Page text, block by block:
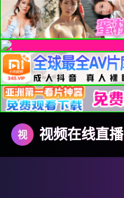
视 视频在线直播